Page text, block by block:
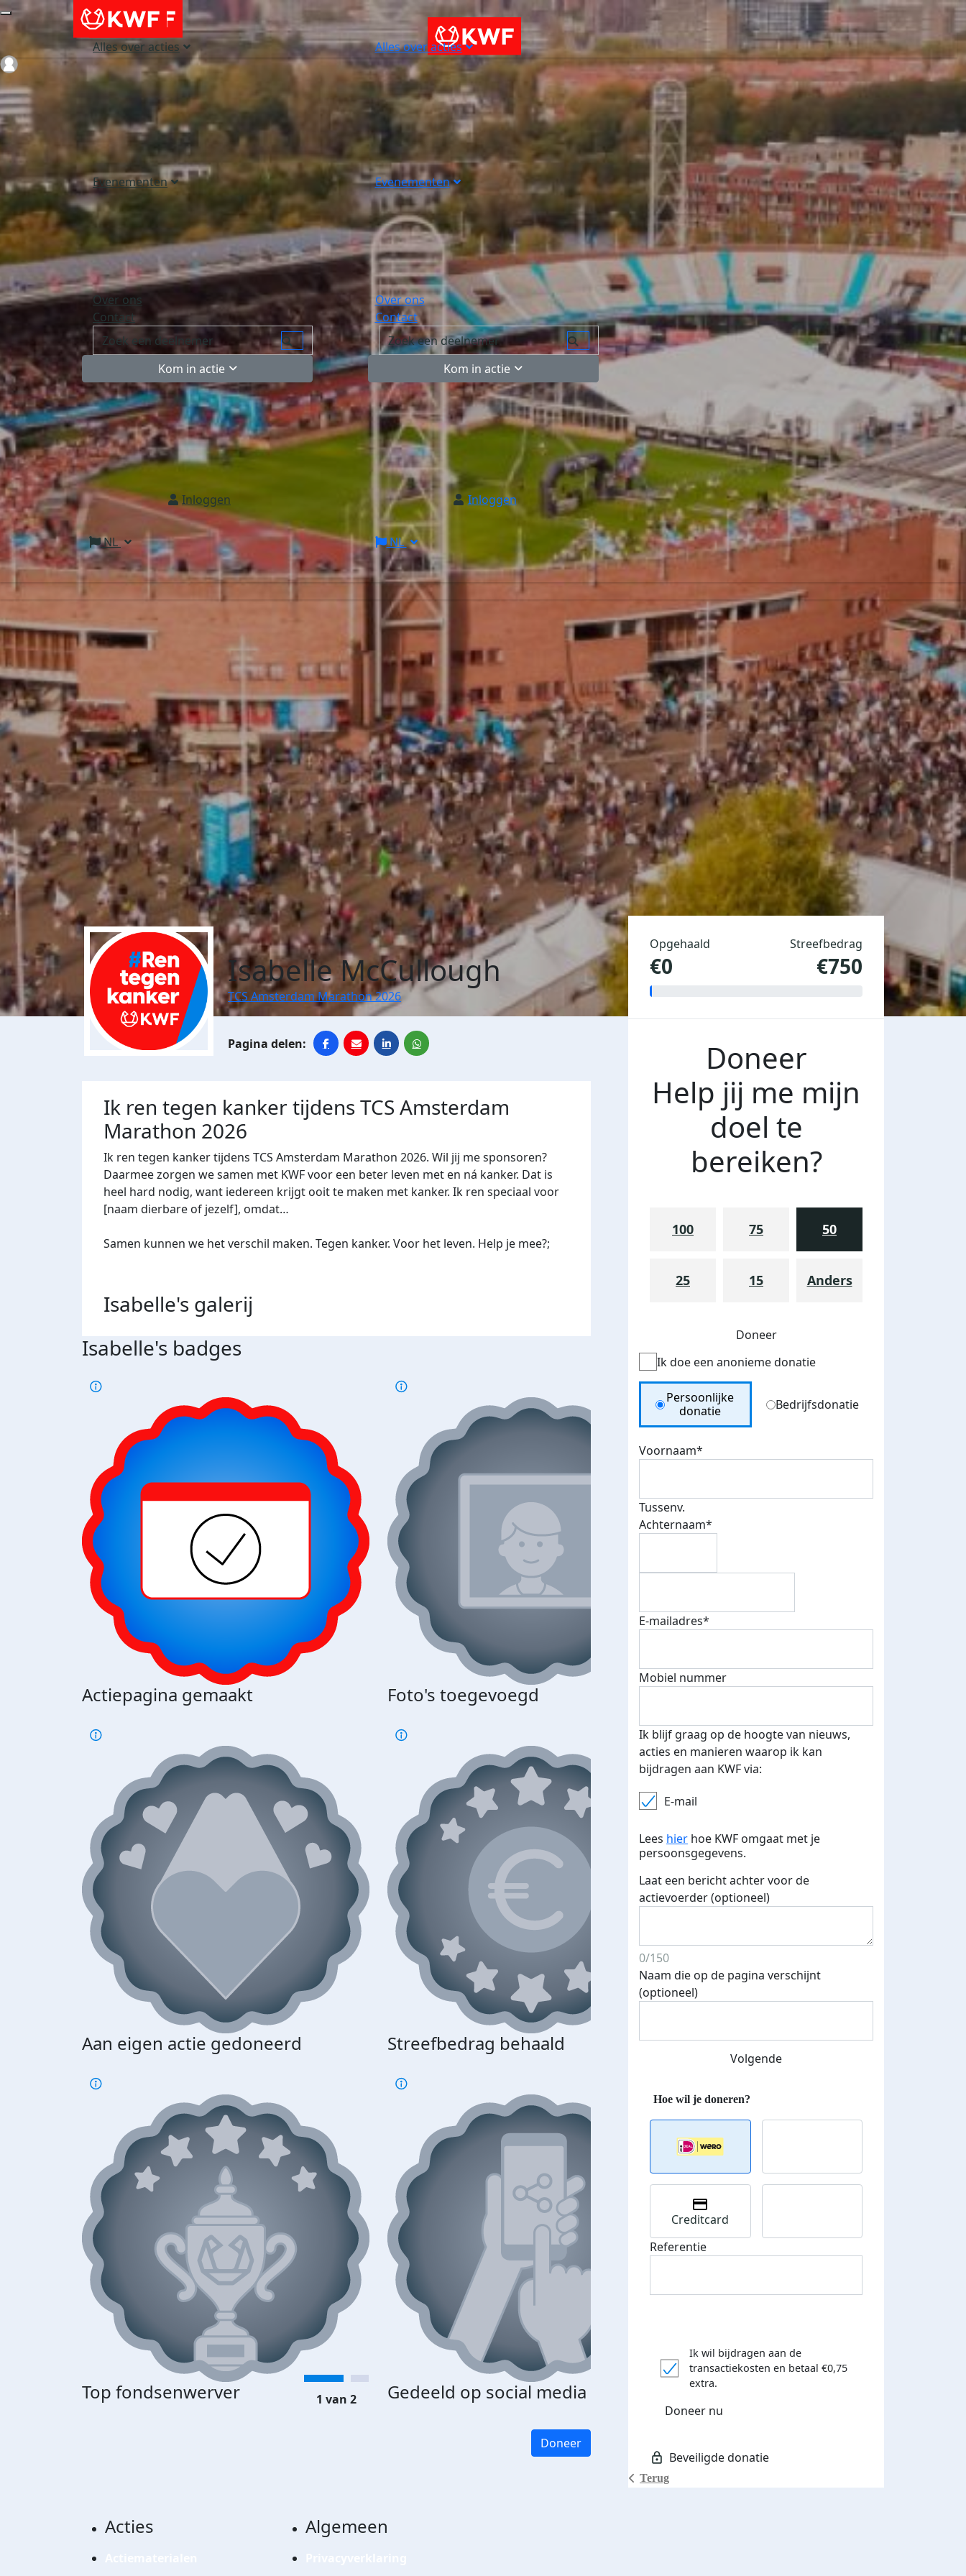
Alles over acties
Evenementen
Over ons
Contact
Kom in actie
Inloggen
NL
Alles over acties
Evenementen
Over ons
Contact
Kom in actie
Inloggen
NL
Login
Isabelle McCullough
TCS Amsterdam Marathon 2026
Ik ren tegen kanker tijdens TCS Amsterdam
Marathon 2026
Ik ren tegen kanker tijdens TCS Amsterdam Marathon 2026. Wil jij me sponsoren?
Daarmee zorgen we samen met KWF voor een beter leven met en ná kanker. Dat is
heel hard nodig, want iedereen krijgt ooit te maken met kanker. Ik ren speciaal voor
[naam dierbare of jezelf], omdat…
Samen kunnen we het verschil maken. Tegen kanker. Voor het leven. Help je mee?;
Isabelle's galerij
Isabelle's badges
Actiepagina gemaakt Foto's toegevoegd E-mails verstuurd
Aan eigen actie gedoneerd Streefbedrag behaald Streefbedrag verhoogd
Top fondsenwerver Gedeeld op social media Donateurs bedankt
€500 euro opgehaald: t-shirt
1 van 2
Doneer
Opgehaald
€0
Streefbedrag
€750
Doneer
Help jij me mijn
doel te
bereiken?
100 75 50
25 15 Anders
Doneer
Ik doe een anonieme donatie
Donation Type
Persoonlijke
donatie
Bedrijfsdonatie
Voornaam*
Tussenv.
Achternaam*
E-mailadres*
Mobiel nummer
Ik blijf graag op de hoogte van nieuws,
acties en manieren waarop ik kan
bijdragen aan KWF via:
E-mail
Lees hier hoe KWF omgaat met je
persoonsgegevens.
Laat een bericht achter voor de
actievoerder (optioneel)
0/150
Naam die op de pagina verschijnt
(optioneel)
Volgende
Terug
Creditcard
Referentie
Ik wil bijdragen aan de
transactiekosten en betaal €0,75
extra.
Doneer nu
Acties Algemeen